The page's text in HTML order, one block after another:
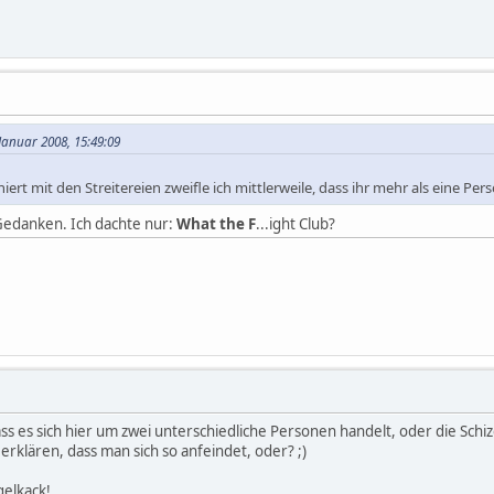
2008, 15:49:09
mit den Streitereien zweifle ich mittlerweile, dass ihr mehr als eine
Ich dachte nur: What the F...ight Club?
es sich hier um zwei unterschiedliche Personen handelt, oder die
dass man sich so anfeindet, oder? ;)